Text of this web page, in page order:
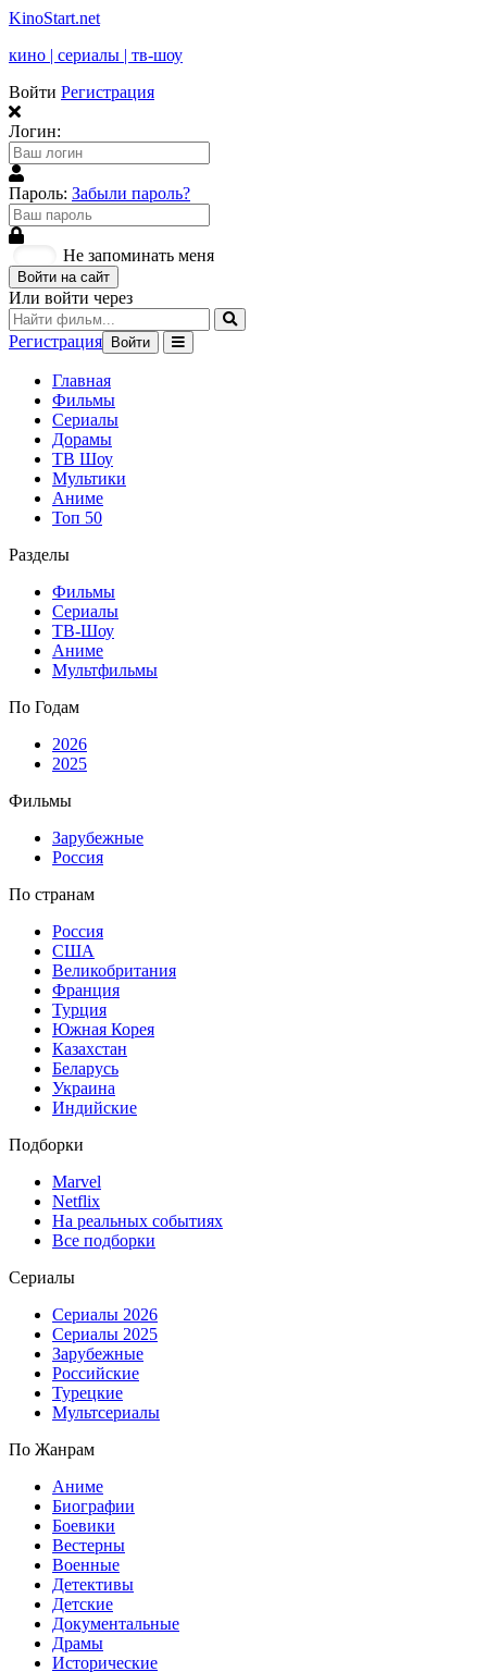
KinoStart.net
кино | сериалы | тв-шоу
Войти Регистрация
Логин:
Пароль: Забыли пароль?
Не запоминать меня
Войти на сайт
Или войти через
Регистрация Войти
Главная
Фильмы
Сериалы
Дорамы
ТВ Шоу
Мультики
Аниме
Топ 50
Разделы
Фильмы
Сериалы
ТВ-Шоу
Аниме
Мультфильмы
По Годам
2026
2025
Фильмы
Зарубежные
Россия
По странам
Россия
США
Великобритания
Франция
Турция
Южная Корея
Казахстан
Беларусь
Украина
Индийские
Подборки
Marvel
Netflix
На реальных событиях
Все подборки
Сериалы
Сериалы 2026
Сериалы 2025
Зарубежные
Российские
Турецкие
Мультсериалы
По Жанрам
Аниме
Биографии
Боевики
Вестерны
Военные
Детективы
Детские
Документальные
Драмы
Исторические